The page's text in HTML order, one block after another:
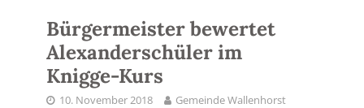
Bürgermeister bewertet
Alexanderschüler im
Knigge-Kurs
10. November 2018
Gemeinde Wallenhorst